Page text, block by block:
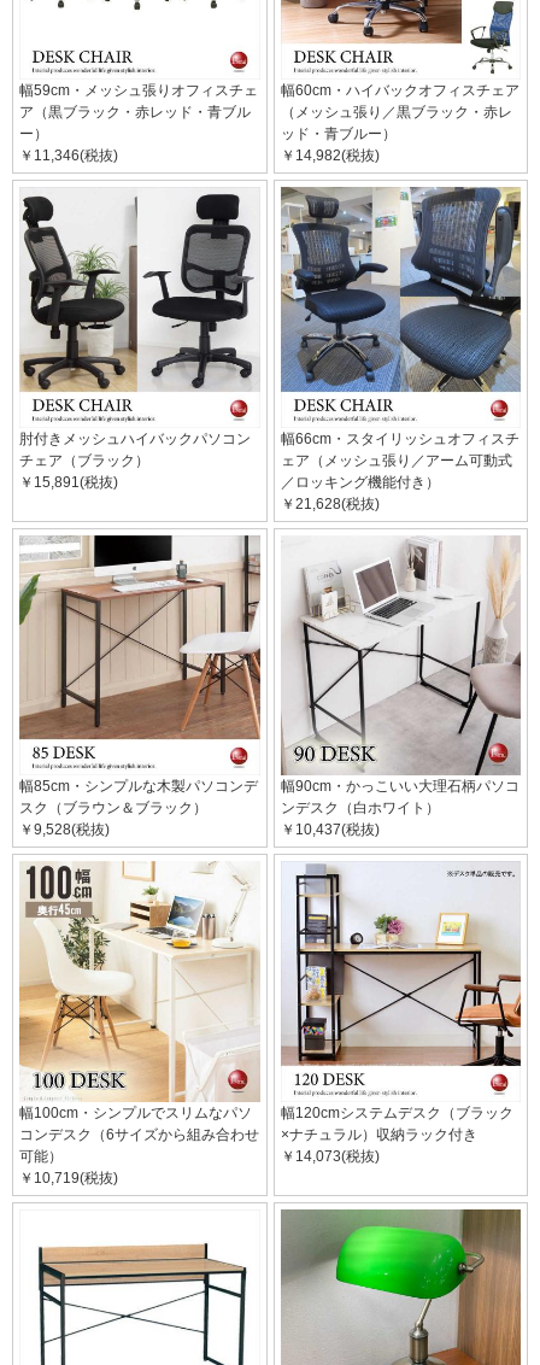
幅59cm・メッシュ張りオフィスチェ
ア（黒ブラック・赤レッド・青ブル
ー）
￥11,346(税抜)
幅60cm・ハイバックオフィスチェア
（メッシュ張り／黒ブラック・赤レ
ッド・青ブルー）
￥14,982(税抜)
肘付きメッシュハイバックパソコン
チェア（ブラック）
￥15,891(税抜)
幅66cm・スタイリッシュオフィスチ
ェア（メッシュ張り／アーム可動式
／ロッキング機能付き）
￥21,628(税抜)
幅85cm・シンプルな木製パソコンデ
スク（ブラウン＆ブラック）
￥9,528(税抜)
幅90cm・かっこいい大理石柄パソコ
ンデスク（白ホワイト）
￥10,437(税抜)
幅100cm・シンプルでスリムなパソ
コンデスク（6サイズから組み合わせ
可能）
￥10,719(税抜)
幅120cmシステムデスク（ブラック
×ナチュラル）収納ラック付き
￥14,073(税抜)